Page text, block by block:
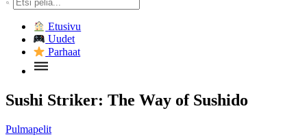
Etusivu
Uudet
Parhaat
Sushi Striker: The Way of Sushido
Pulmapelit